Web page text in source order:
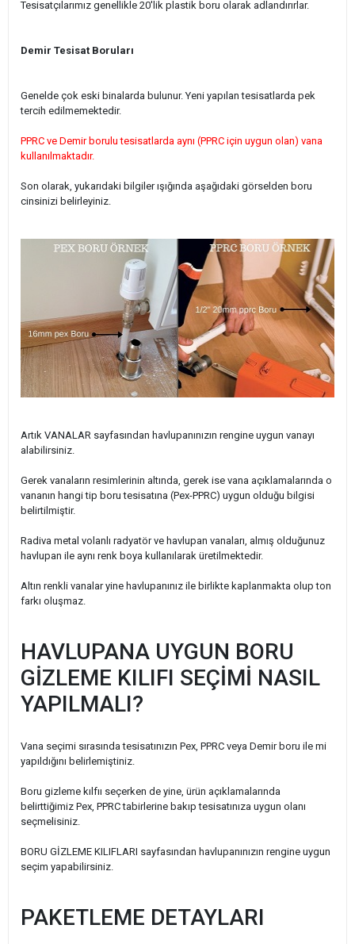
Tesisatçılarımız genellikle 20'lik plastik boru olarak adlandırırlar.
Demir Tesisat Boruları
Genelde çok eski binalarda bulunur. Yeni yapılan tesisatlarda pek
tercih edilmemektedir.
PPRC ve Demir borulu tesisatlarda aynı (PPRC için uygun olan) vana
kullanılmaktadır.
Son olarak, yukarıdaki bilgiler ışığında aşağıdaki görselden boru
cinsinizi belirleyiniz.
Artık VANALAR sayfasından havlupanınızın rengine uygun vanayı
alabilirsiniz.
Gerek vanaların resimlerinin altında, gerek ise vana açıklamalarında o
vananın hangi tip boru tesisatına (Pex-PPRC) uygun olduğu bilgisi
belirtilmiştir.
Radiva metal volanlı radyatör ve havlupan vanaları, almış olduğunuz
havlupan ile aynı renk boya kullanılarak üretilmektedir.
Altın renkli vanalar yine havlupanınız ile birlikte kaplanmakta olup ton
farkı oluşmaz.
HAVLUPANA UYGUN BORU
GİZLEME KILIFI SEÇİMİ NASIL
YAPILMALI?
Vana seçimi sırasında tesisatınızın Pex, PPRC veya Demir boru ile mi
yapıldığını belirlemiştiniz.
Boru gizleme kılfıı seçerken de yine, ürün açıklamalarında
belirttiğimiz Pex, PPRC tabirlerine bakıp tesisatınıza uygun olanı
seçmelisiniz.
BORU GİZLEME KILIFLARI sayfasından havlupanınızın rengine uygun
seçim yapabilirsiniz.
PAKETLEME DETAYLARI